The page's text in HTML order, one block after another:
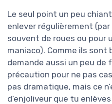
Le seul point un peu
enlever régulièrement
souvent de roues ou pour
maniaco). Comme ils sont
demande aussi un peu de
précaution pour ne pas
pas dramatique, mais ce
d’enjoliveur que tu